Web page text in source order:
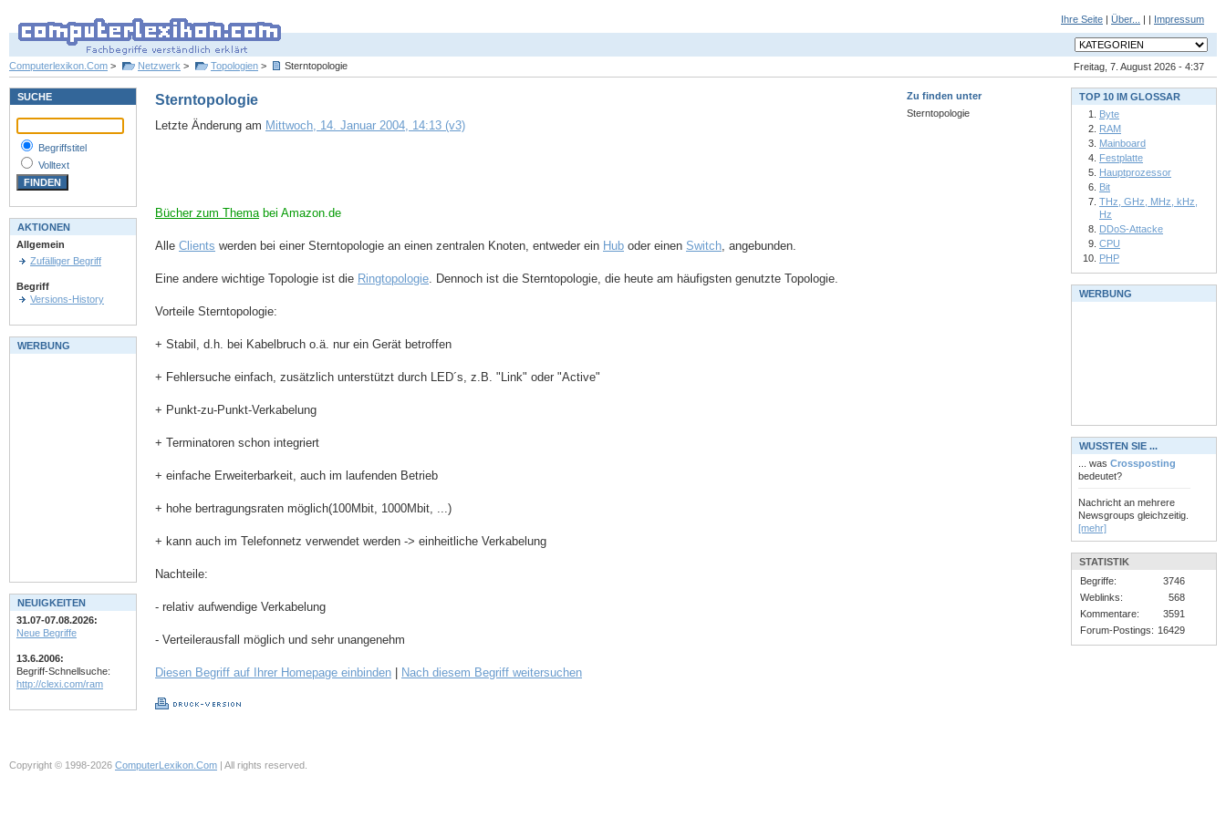
Ihre Seite | Über... | | Impressum
Freitag, 7. August 2026 - 4:37
Computerlexikon.Com > Netzwerk > Topologien > Sterntopologie
Zu finden unter
Sterntopologie
Sterntopologie
Letzte Änderung am Mittwoch, 14. Januar 2004, 14:13 (v3)
Bücher zum Themabei Amazon.de
Alle Clients werden bei einer Sterntopologie an einen zentralen Knoten, entweder ein Hub oder einen Switch, angebunden.
Eine andere wichtige Topologie ist die Ringtopologie. Dennoch ist die Sterntopologie, die heute am häufigsten genutzte Topologie.
Vorteile Sterntopologie:
+ Stabil, d.h. bei Kabelbruch o.ä. nur ein Gerät betroffen
+ Fehlersuche einfach, zusätzlich unterstützt durch LED´s, z.B. "Link" oder "Active"
+ Punkt-zu-Punkt-Verkabelung
+ Terminatoren schon integriert
+ einfache Erweiterbarkeit, auch im laufenden Betrieb
+ hohe bertragungsraten möglich(100Mbit, 1000Mbit, ...)
+ kann auch im Telefonnetz verwendet werden -> einheitliche Verkabelung
Nachteile:
- relativ aufwendige Verkabelung
- Verteilerausfall möglich und sehr unangenehm
Diesen Begriff auf Ihrer Homepage einbinden Nach diesem Begriff weitersuchen
SUCHE
Begriffstitel
Volltext
AKTIONEN
Allgemein
Zufälliger Begriff
Begriff
Versions-History
WERBUNG
NEUIGKEITEN
31.07-07.08.2026:
Neue Begriffe
13.6.2006:
Begriff-Schnellsuche:
http://clexi.com/ram
TOP 10 IM GLOSSAR
Byte
RAM
Mainboard
Festplatte
Hauptprozessor
Bit
THz, GHz, MHz, kHz,
Hz
DDoS-Attacke
CPU
PHP
WERBUNG
WUSSTEN SIE ...
... was Crossposting
bedeutet?
Nachricht an mehrere
Newsgroups gleichzeitig.
[mehr]
STATISTIK
Begriffe:
3746
Weblinks:
568
Kommentare:
3591
Forum-Postings: 16429
Copyright © 1998-2026 ComputerLexikon.Com | All rights reserved.